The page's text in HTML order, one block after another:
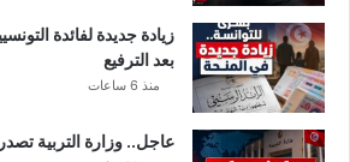
زيادة جديدة لفائدة
بعد الترفيع
منذ 6 ساعات
عاجل.. وزارة التربية تصدر